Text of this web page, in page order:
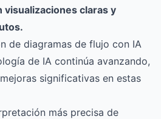
claras y
de diagramas de flujo con IA
de IA continúa avanzando,
significativas en estas
más precisa de